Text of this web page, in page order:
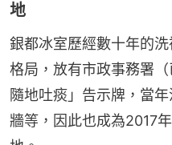
地
銀都冰室歷經數十年的
格局，放有市政事務署
隨地吐痰」告示牌，當
牆等，因此也成為2017